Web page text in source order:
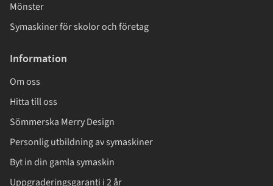
Mönster
Symaskiner för skolor och företag
Information
Om oss
Hitta till oss
Sömmerska Merry Design
Personlig utbildning av symaskiner
Byt in din gamla symaskin
Uppgraderingsgaranti i 2 år